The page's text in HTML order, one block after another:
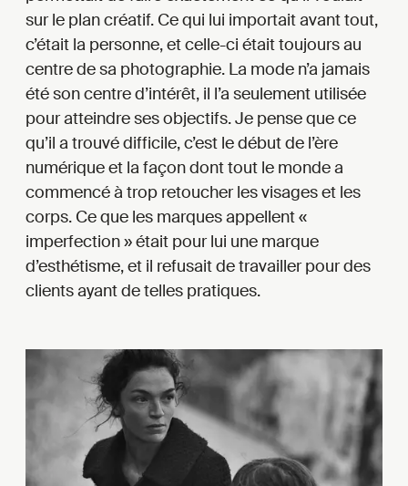
sur le plan créatif. Ce qui lui importait avant tout,
c’était la personne, et celle-ci était toujours au
centre de sa photographie. La mode n’a jamais
été son centre d’intérêt, il l’a seulement utilisée
pour atteindre ses objectifs. Je pense que ce
qu’il a trouvé difficile, c’est le début de l’ère
numérique et la façon dont tout le monde a
commencé à trop retoucher les visages et les
corps. Ce que les marques appellent «
imperfection » était pour lui une marque
d’esthétisme, et il refusait de travailler pour des
clients ayant de telles pratiques.